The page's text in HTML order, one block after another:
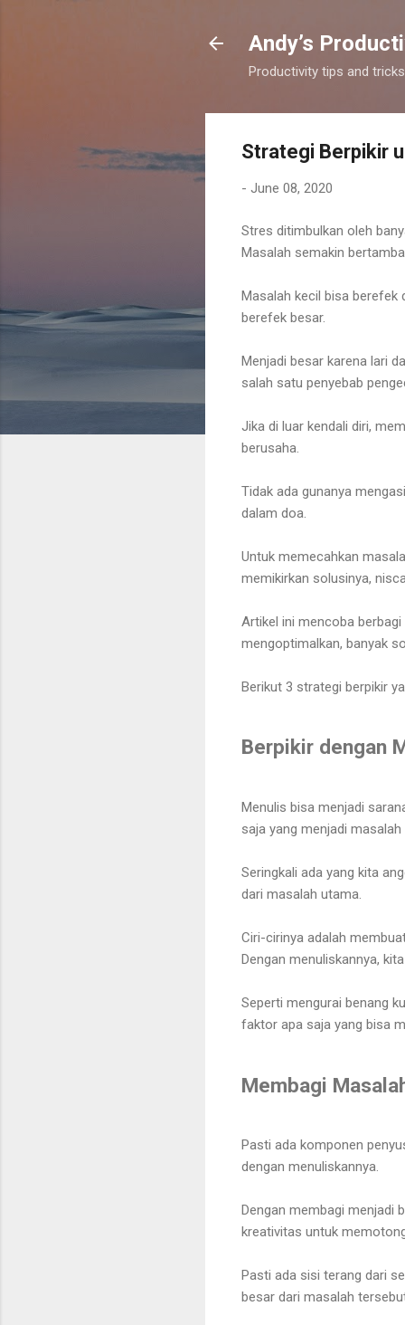
Andy’s
Productivity tips and
Strategi Berpikir
- June 08, 2020
Stres ditimbulkan oleh
Masalah semakin
Masalah kecil bisa berefek
berefek besar.
Menjadi besar karena lari
salah satu penyebab
Jika di luar kendali diri,
berusaha.
Tidak ada gunanya
dalam doa.
Untuk memecahkan
memikirkan solusinya,
Artikel ini mencoba
mengoptimalkan, banyak
Berikut 3 strategi berpikir
Berpikir dengan
Menulis bisa menjadi
saja yang menjadi
Seringkali ada yang kita
dari masalah utama.
Ciri-cirinya adalah
Dengan menuliskannya,
Seperti mengurai benang
faktor apa saja yang bisa
Membagi
Pasti ada komponen
dengan menuliskannya.
Dengan membagi menjadi
kreativitas untuk
Pasti ada sisi terang dari
besar dari masalah